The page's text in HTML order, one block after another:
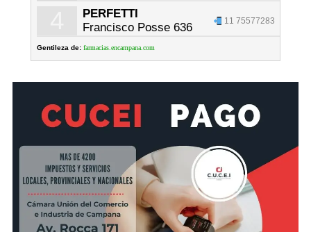
PERFETTI
Francisco Posse 636
11 75577283
Gentileza de: farmacias.encampana.com